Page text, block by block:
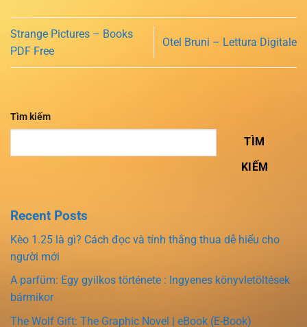
Strange Pictures – Books
PDF Free
Otel Bruni – Lettura Digitale
Tìm kiếm
TÌM
KIẾM
Recent Posts
Kèo 1.25 là gì? Cách đọc và tính thắng thua dễ hiểu cho
người mới
A parfüm: Egy gyilkos története : Ingyenes könyvletöltések
bármikor
The Wolf Gift: The Graphic Novel | eBook (E-Book)